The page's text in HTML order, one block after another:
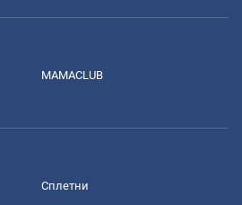
MAMACLUB
Сплетни